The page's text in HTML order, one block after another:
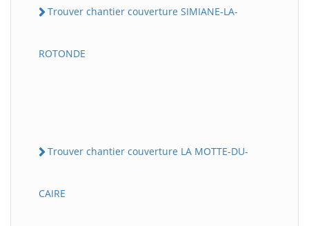
Trouver chantier couverture SIMIANE-LA-
ROTONDE
Trouver chantier couverture LA MOTTE-DU-
CAIRE